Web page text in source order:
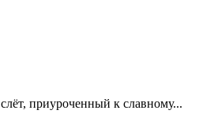
приуроченный к славному...